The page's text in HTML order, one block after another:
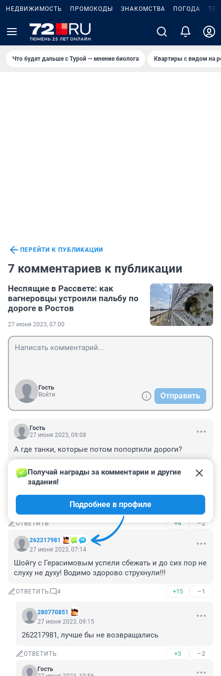
НЕДВИЖИМОСТЬ ПРОМОКОДЫ ЗНАКОМСТВА ПОГОДА
Что будет дальше с Турой — мнение биолога Квартиры с видом на
ПЕРЕЙТИ К ПУБЛИКАЦИИ
7 комментариев к публикации
Неспящие в Рассвете: как
вагнеровцы устроили пальбу по
дороге в Ростов
27 июня 2023, 07:00
Гость
Войти
Отправить
Гость
27 июня 2023, 09:08
А где танки, которые потом попортили дороги?
ОТВЕТИТЬ –0
Гость
Опустела Земля без Евгения Викторовича
ОТВЕТИТЬ +4 –2
262217981
Получай награды за комментарии и другие
задания!
Подробнее в профиле
27 июня 2023, 07:14
Шойгу с Герасимовым успели сбежать и до сих пор не
слуху не духу! Водимо здорово струхнули!!!
ОТВЕТИТЬ 4 +15 –1
280770851
27 июня 2023, 09:15
262217981, лучше бы не возвращались
ОТВЕТИТЬ +3 –2
Гость